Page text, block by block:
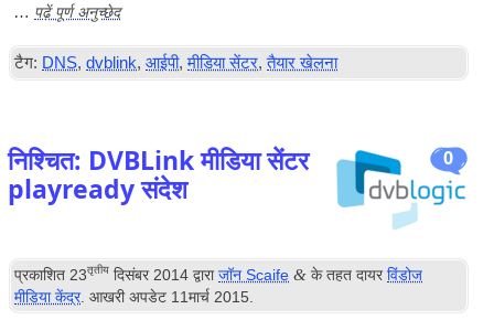
… पढ़ें पूर्ण अनुच्छेद
टैग: DNS,dvblink,आईपी,मीडिया सेंटर,तैयार खेलना
0
निश्चित: DVBLink मीडिया सेंटर
playready संदेश
प्रकाशित23तृतीय दिसंबर 2014 द्वाराजॉन Scaife & के तहत दायरविंडोज
मीडिया केंद्र. आखरी अपडेट 11मार्च 2015.